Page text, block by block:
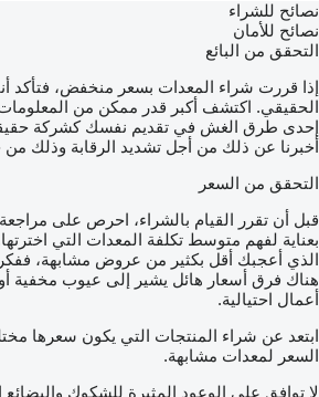
نصائح للشراء
نصائح للأمان
التحقق من البائع
إذا قررت شراء المعدات بسعر منخفض، فتأكد
الحقيقي. اكتشف أكبر قدر ممكن من
إحدى طرق الغش في تقديم نفسك كشركة
أخبرنا عن ذلك من أجل تشديد الرقابة وذلك من
التحقق من السعر
قبل أن تقرر القيام بالشراء، احرص على
بعناية لفهم متوسط تكلفة المعدات التي
الذي أعجبك أقل بكثير من عروض مشابهة،
هناك فرق أسعار هائل يشير إلى عيوب مخفية أو
أعمال احتيالية.
ابتعد عن شراء المنتجات التي يكون سعرها
السعر لمعدات مشابهة.
لا توافق على الوعود المثيرة للشكوك